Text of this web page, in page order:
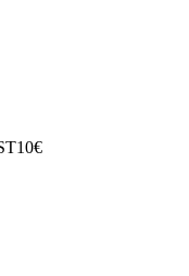
10€